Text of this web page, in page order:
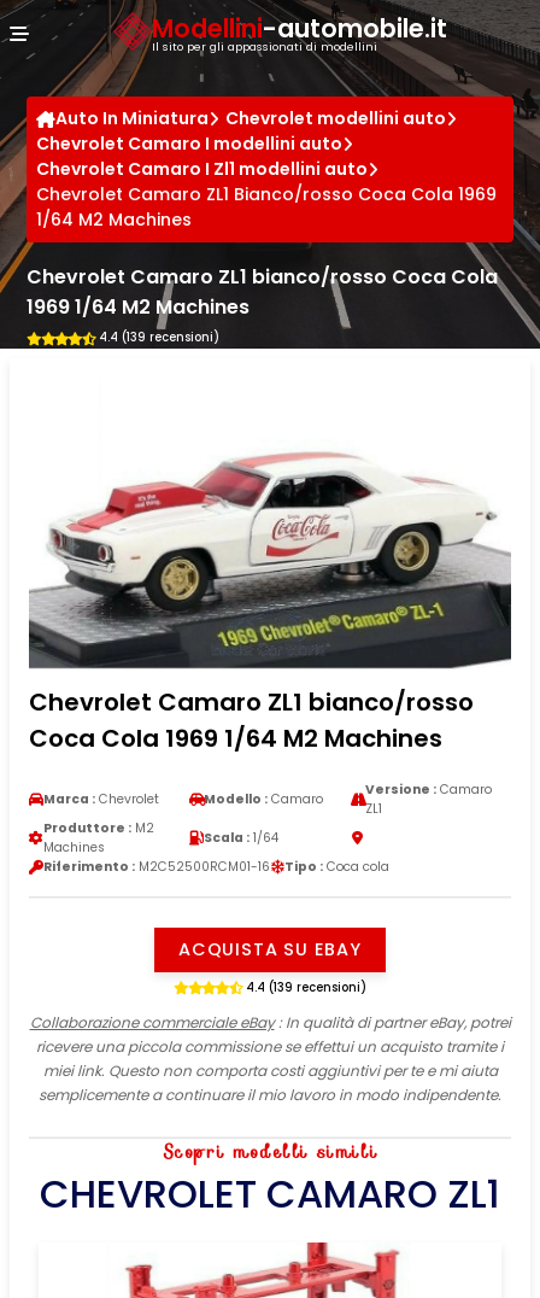
Modellini-automobile.it
Il sito per gli appassionati di modellini
Auto In Miniatura
Chevrolet modellini auto
Chevrolet Camaro I modellini auto
Chevrolet Camaro I Zl1 modellini auto
Chevrolet Camaro ZL1 Bianco/rosso Coca Cola 1969
1/64 M2 Machines
Chevrolet Camaro ZL1 bianco/rosso Coca Cola
1969 1/64 M2 Machines
4.4 (139 recensioni)
Chevrolet Camaro ZL1 bianco/rosso
Coca Cola 1969 1/64 M2 Machines
Marca : Chevrolet Modello : Camaro
Versione :Camaro
ZL1
Produttore : M2
Machines
Scala : 1/64
Riferimento : M2C52500RCM01-16 Tipo : Coca cola
ACQUISTA SU EBAY
4.4 (139 recensioni)
Collaborazione commerciale eBay: In qualità di partner eBay, potrei
ricevere una piccola commissione se effettui un acquisto tramite i
miei link. Questo non comporta costi aggiuntivi per te e mi aiuta
semplicemente a continuare il mio lavoro in modo indipendente.
Scopri modelli simili
CHEVROLET CAMARO ZL1
Cookies management panel